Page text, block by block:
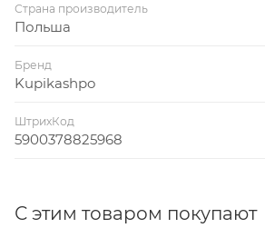
Страна производитель
Польша
Бренд
Kupikashpo
ШтрихКод
5900378825968
С этим товаром покупают